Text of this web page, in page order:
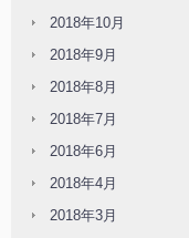
2018年10月
2018年9月
2018年8月
2018年7月
2018年6月
2018年4月
2018年3月